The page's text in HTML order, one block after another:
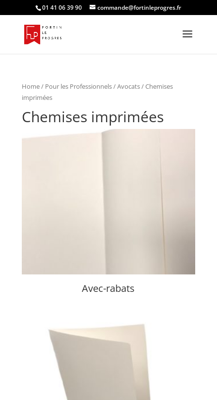
01 41 06 39 90 commande@fortinleprogres.fr
Home/ Pour les Professionnels/Avocats/ Chemises
imprimées
Chemises imprimées
Avec-rabats